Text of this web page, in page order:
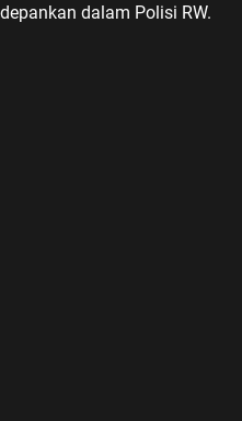
dalam Polisi RW.